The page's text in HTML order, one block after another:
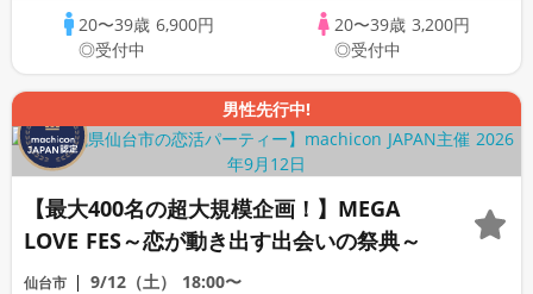
20〜39歳 6,900円
◎受付中
20〜39歳 3,200円
◎受付中
男性先行中!
【最大400名の超大規模企画！】MEGA
LOVE FES～恋が動き出す出会いの祭典～
仙台市 9/12（土） 18:00〜